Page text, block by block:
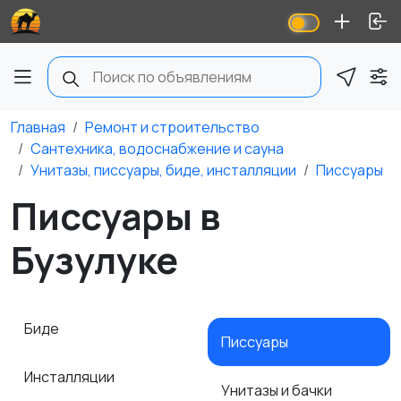
Главная
Ремонт и строительство
Сантехника, водоснабжение и сауна
Унитазы, писсуары, биде, инсталляции
Писсуары
Писсуары в
Бузулуке
Биде
Инсталляции
Писсуары
Унитазы и бачки